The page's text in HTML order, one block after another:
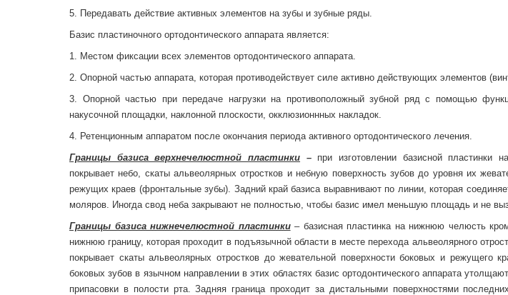
5. Передавать действие активных элементов на зубы и зубные ряды.
Базис пластиночного ортодонтического аппарата является:
1. Местом фиксации всех элементов ортодонтического аппарата.
2. Опорной частью аппарата, которая противодействует силе активно действующих элементов
3. Опорной частью при передаче нагрузки на противоположный зубной ряд с помощью
накусочной площадки, наклонной плоскости, окклюзионнных накладок.
4. Ретенционным аппаратом после окончания периода активного ортодонтического лечения.
Границы базиса верхнечелюстной пластинки – при изготовлении базисной пластинки
покрывает небо, скаты альвеолярных отростков и небную поверхность зубов до уровня их
режущих краев (фронтальные зубы). Задний край базиса выравнивают по линии, которая
моляров. Иногда свод неба закрывают не полностью, чтобы базис имел меньшую площадь и не
Границы базиса нижнечелюстной пластинки– базисная пластинка на нижнюю челюсть
нижнюю границу, которая проходит в подъязычной области в месте перехода альвеолярного
покрывает скаты альвеолярных отростков до жевательной поверхности боковых и режущего
боковых зубов в язычном направлении в этих областях базис ортодонтического аппарата
припасовки в полости рта. Задняя граница проходит за дистальными поверхностями